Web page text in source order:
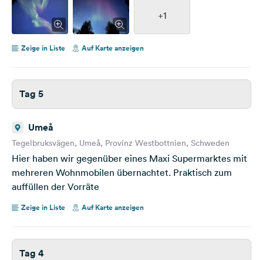
+1
Zeige in Liste Auf Karte anzeigen
Tag 5
Umeå
Tegelbruksvägen, Umeå, Provinz Westbottnien, Schweden
Hier haben wir gegenüber eines Maxi Supermarktes mit
mehreren Wohnmobilen übernachtet. Praktisch zum
auffüllen der Vorräte
Zeige in Liste Auf Karte anzeigen
Tag 4